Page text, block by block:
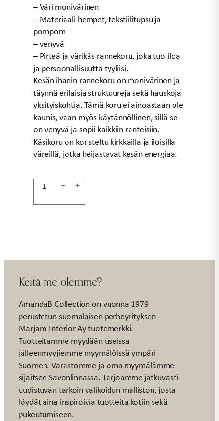
– Väri monivärinen
– Materiaali hempet, tekstiilitupsu ja
pompomi
– venyvä
– Pirteä ja värikäs rannekoru, joka tuo iloa
ja persoonallisuutta tyyliisi.
Kesän ihanin rannekoru on monivärinen ja
täynnä erilaisia struktuureja sekä hauskoja
yksityiskohtia. Tämä koru ei ainoastaan ole
kaunis, vaan myös käytännöllinen, sillä se
on venyvä ja sopii kaikkiin ranteisiin.
Käsikoru on koristeltu kirkkailla ja iloisilla
väreillä, jotka heijastavat kesän energiaa.
Rannekoru
− +
Keitä me olemme?
AmandaB Collection on vuonna 1979
perustetun suomalaisen perheyrityksen
Marjam-Interior Ay tuotemerkki.
Tuotteitamme myydään useissa
jälleenmyyjiemme myymälöissä ympäri
Suomen. Varastomme ja oma myymälämme
sijaitsee Savonlinnassa. Tarjoamme jatkuvasti
uudistuvan tarkoin valikoidun malliston, josta
löydät aina inspiroivia tuotteita kotiin sekä
pukeutumiseen.